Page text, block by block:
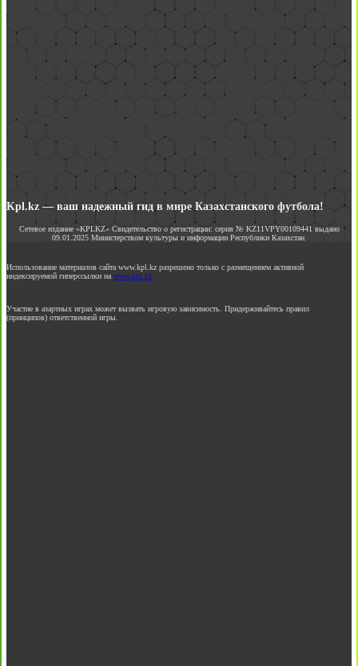
Kpl.kz — ваш надежный гид в мире Казахстанского футбола!
Сетевое издание «KPLKZ» Свидетельство о регистрации: серия № KZ11VPY00109441 выдано
09.01.2025 Министерством культуры и информации Республики Казахстан.
Использование материалов сайта www.kpl.kz разрешено только с размещением активной
индексируемой гиперссылки на www.kpl.kz
Участие в азартных играх может вызвать игровую зависимость. Придерживайтесь правил
(принципов) ответственной игры.